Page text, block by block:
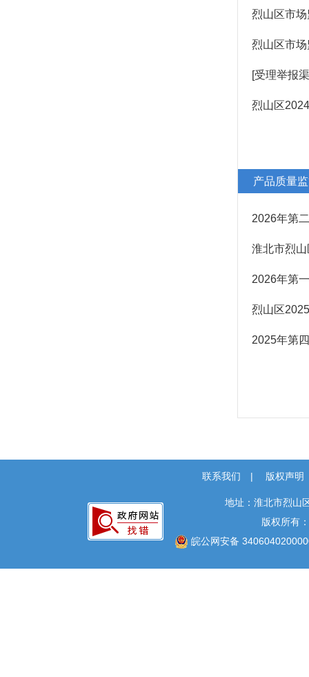
烈山区市
烈山区市
[受理举报
烈山区
产品质量
2026年第
淮北市烈
2026年第
烈山区
2025年第
联系我们 | 版权声明
地址：淮北市烈山
版权所有
皖公网安备